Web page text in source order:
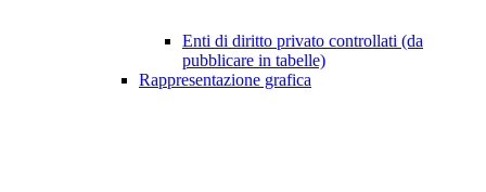
Enti di diritto privato controllati (da
pubblicare in tabelle)
Rappresentazione grafica